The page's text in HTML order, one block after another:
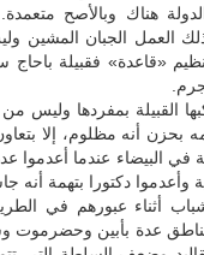
هناك وبالأصح متعمدة.
ذلك العمل الجبان المشين
«قاعدة» فقبيلة باحاج
القبيلة بمفردها وليس من
بحزن أنه مظلوم، إلا
البيضاء عندما أعدموا
وأعدموا دكتورا بتهمة أنه
أثناء عبورهم في
مناطق عدة بأبين وحضرموت